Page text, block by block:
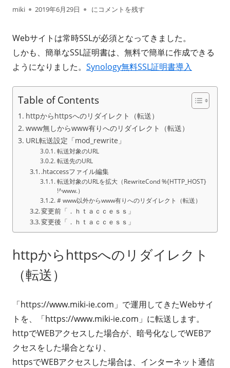
作
miki
公
2019年6月29日 httpからhttps、www無からwww有へのリダ
にコメントを残す
Webサイトは常時SSLが必須となってきました。
しかも、簡単なSSL証明書は、無料で簡単に作成できる
ようになりました。 Synology無料SSL証明書導入
Table of Contents
httpからhttpsへのリダイレクト（転送）
www無しからwww有りへのリダイレクト（転送）
URL転送設定「mod_rewrite」
転送対象のURL
転送先のURL
.htaccessファイル編集
転送対象のURLを拡大（RewriteCond %{HTTP_HOST}
!^www.）
# www以外からwww有りへのリダイレクト（転送）
変更前「．ｈｔａｃｃｅｓｓ」
変更後「．ｈｔａｃｃｅｓｓ」
httpからhttpsへのリダイレクト
（転送）
「https://www.miki-ie.com」で運用してきたWebサイ
トを、「https://www.miki-ie.com」に転送します。
httpでWEBアクセスした場合が、暗号化なしでWEBア
クセスをした場合となり、
httpsでWEBアクセスした場合は、インターネット通信